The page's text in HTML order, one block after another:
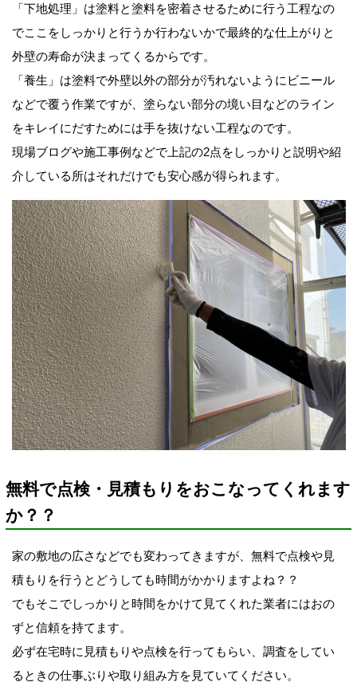
「下地処理」は塗料と塗料を密着させるために行う工程なの
でここをしっかりと行うか行わないかで最終的な仕上がりと
外壁の寿命が決まってくるからです。
「養生」は塗料で外壁以外の部分が汚れないようにビニール
などで覆う作業ですが、塗らない部分の境い目などのライン
をキレイにだすためには手を抜けない工程なのです。
現場ブログや施工事例などで上記の2点をしっかりと説明や紹
介している所はそれだけでも安心感が得られます。
無料で点検・見積もりをおこなってくれます
か？？
家の敷地の広さなどでも変わってきますが、無料で点検や見
積もりを行うとどうしても時間がかかりますよね？？
でもそこでしっかりと時間をかけて見てくれた業者にはおの
ずと信頼を持てます。
必ず在宅時に見積もりや点検を行ってもらい、調査をしてい
るときの仕事ぶりや取り組み方を見ていてください。